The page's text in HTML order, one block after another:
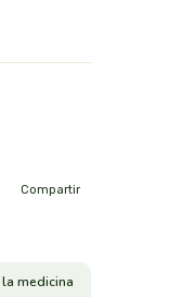
Compartir
medicina